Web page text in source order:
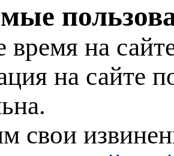
время на
на сайте
свои